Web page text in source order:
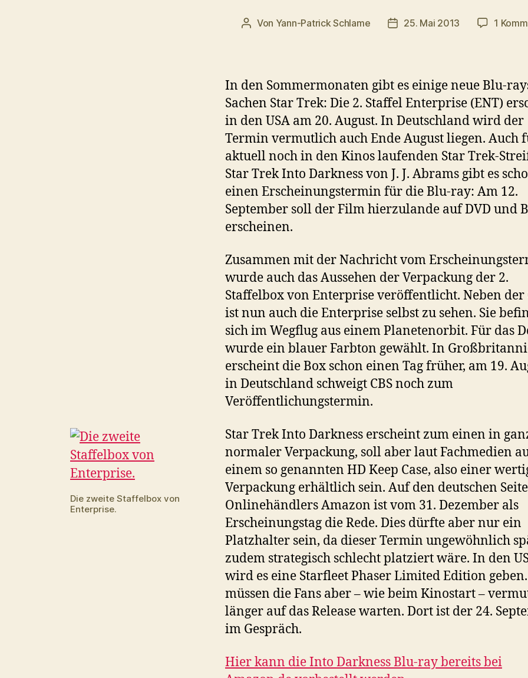
Beitragsautor
Von Yann-Patrick Schlame Veröffentlichungsdatum
25. Mai 2013 1
In den Sommermonaten gibt es einige neue Blu-
Sachen Star Trek: Die 2. Staffel Enterprise (ENT)
in den USA am 20. August. In Deutschland wird der
Termin vermutlich auch Ende August liegen. Auch
aktuell noch in den Kinos laufenden Star Trek-
Star Trek Into Darkness von J. J. Abrams gibt es
einen Erscheinungstermin für die Blu-ray: Am 12.
September soll der Film hierzulande auf DVD und
erscheinen.
Zusammen mit der Nachricht vom
wurde auch das Aussehen der Verpackung der 2.
Staffelbox von Enterprise veröffentlicht. Neben der
ist nun auch die Enterprise selbst zu sehen. Sie
sich im Wegflug aus einem Planetenorbit. Für das
wurde ein blauer Farbton gewählt. In
erscheint die Box schon einen Tag früher, am 19.
in Deutschland schweigt CBS noch zum
Veröffentlichungstermin.
Die zweite Staffelbox von
Enterprise.
Star Trek Into Darkness erscheint zum einen in
normaler Verpackung, soll aber laut Fachmedien
einem so genannten HD Keep Case, also einer
Verpackung erhältlich sein. Auf den deutschen
Onlinehändlers Amazon ist vom 31. Dezember als
Erscheinungstag die Rede. Dies dürfte aber nur ein
Platzhalter sein, da dieser Termin ungewöhnlich
zudem strategisch schlecht platziert wäre. In den
wird es eine Starfleet Phaser Limited Edition
müssen die Fans aber – wie beim Kinostart –
länger auf das Release warten. Dort ist der 24.
im Gespräch.
Hier kann die Into Darkness Blu-ray bereits bei